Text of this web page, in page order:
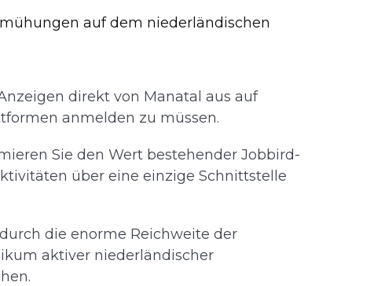
auf dem niederländischen
direkt von Manatal aus auf
anmelden zu müssen.
Sie den Wert bestehender Jobbird-
über eine einzige Schnittstelle
die enorme Reichweite der
aktiver niederländischer